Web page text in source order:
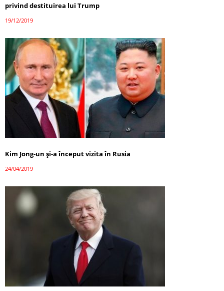
privind destituirea lui Trump
19/12/2019
Kim Jong-un şi-a început vizita în Rusia
24/04/2019